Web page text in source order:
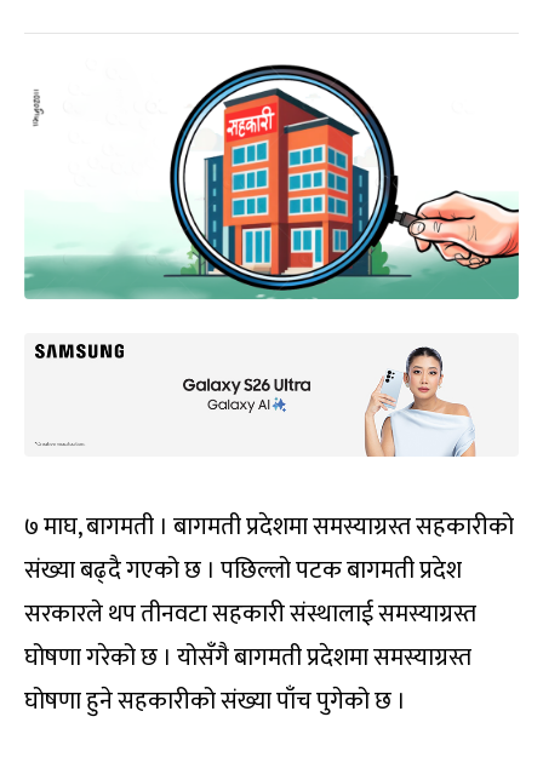
७ माघ, बागमती । बागमती प्रदेशमा समस्याग्रस्त सहकारीको
संख्या बढ्दै गएको छ । पछिल्लो पटक बागमती प्रदेश
सरकारले थप तीनवटा सहकारी संस्थालाई समस्याग्रस्त
घोषणा गरेको छ । योसँगै बागमती प्रदेशमा समस्याग्रस्त
घोषणा हुने सहकारीको संख्या पाँच पुगेको छ ।